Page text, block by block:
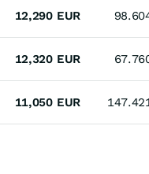
12,290 EUR
12,320 EUR
11,050 EUR